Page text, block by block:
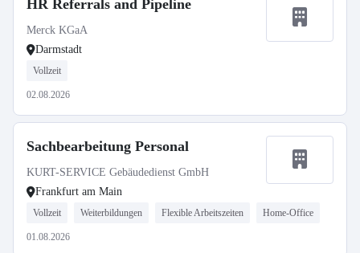
HR Referrals and Pipeline
Merck KGaA
Darmstadt
Vollzeit
02.08.2026
Sachbearbeitung Personal
KURT-SERVICE Gebäudedienst GmbH
Frankfurt am Main
Vollzeit Weiterbildungen Flexible Arbeitszeiten Home-Office
01.08.2026